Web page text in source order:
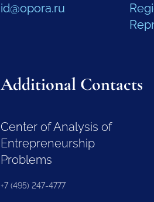
id@opora.ru
Additional Contacts
Center of Analysis of
Entrepreneurship
Problems
+7 (495) 247-4777